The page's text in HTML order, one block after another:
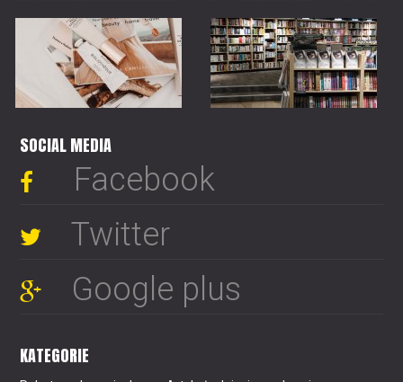
SOCIAL MEDIA
Facebook
Twitter
Google plus
KATEGORIE